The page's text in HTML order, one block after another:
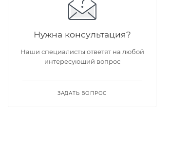
Нужна консультация?
Наши специалисты ответят на любой
интересующий вопрос
ЗАДАТЬ ВОПРОС